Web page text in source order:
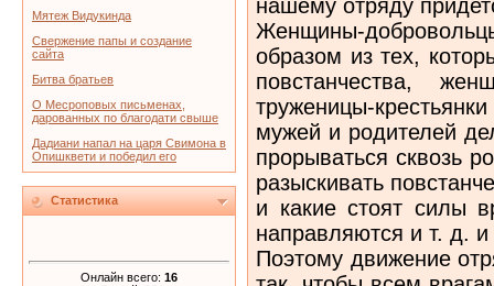
Мятеж Видукинда
Свержение папы и создание
сайта
Битва братьев
О Месроповых письменах,
дарованных по благодати свыше
Дадиани напал на царя Свимона в
Опишквети и победил его
Статистика
Онлайн всего: 16
нашему отряду
Женщины-
образом из тех,
повстанчества,
труженицы-
мужей и родителей
прорываться сквозь
разыскивать
и какие стоят силы
направляются и т. д. и
Поэтому движение